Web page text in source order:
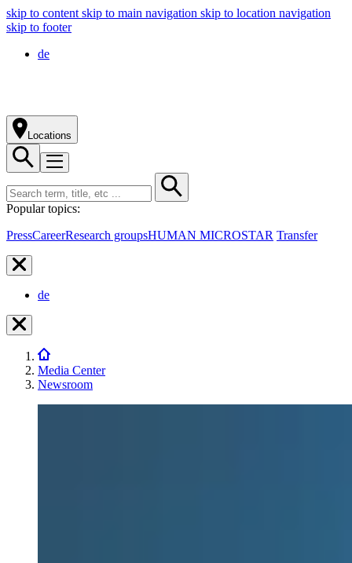
skip to content skip to main navigation skip to location navigation
skip to footer
de
Locations
Popular topics:
PressCareerResearch groupsHUMAN MICROSTAR Transfer
de
Media Center
Newsroom